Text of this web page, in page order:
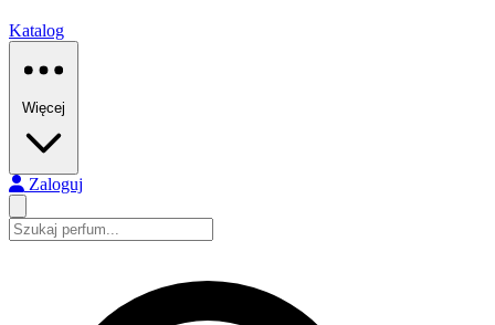
Katalog
Więcej
Zaloguj